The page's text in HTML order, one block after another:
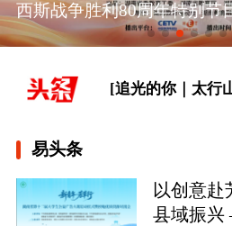
西斯战争胜利80周年特别节
[“作为千年古都
融合在一起”]
[追光的你｜太行
易头条
以创意赴
县域振